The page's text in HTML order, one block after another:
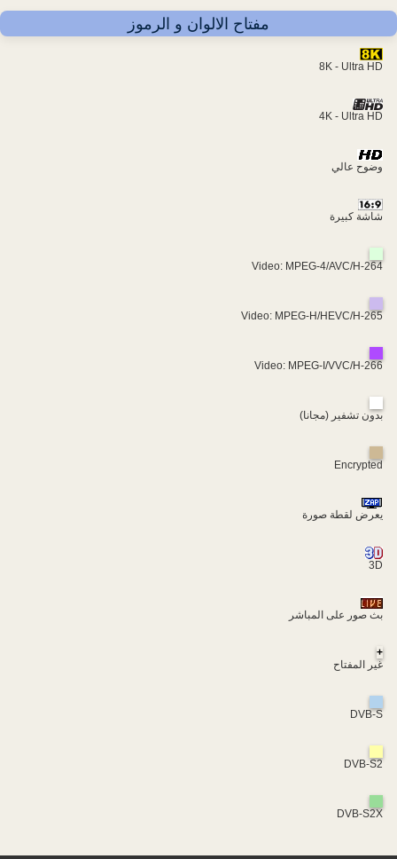
مفتاح الالوان و الرموز
8K - Ultra HD
4K - Ultra HD
وضوح عالي
شاشة كبيرة
Video: MPEG-4/AVC/H-264
Video: MPEG-H/HEVC/H-265
Video: MPEG-I/VVC/H-266
بدون تشفير (مجانا)
Encrypted
يعرض لقطة صورة
3D
بث صور على المباشر
+
غير المفتاح
DVB-S
DVB-S2
DVB-S2X